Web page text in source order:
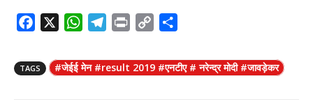
c
e
W
a
t
l
e
i
n
p
y
a
r
TAGS #जेईई मेन #result 2019 #एनटीए # नरेन्द्र मोदी #जावड़ेकर